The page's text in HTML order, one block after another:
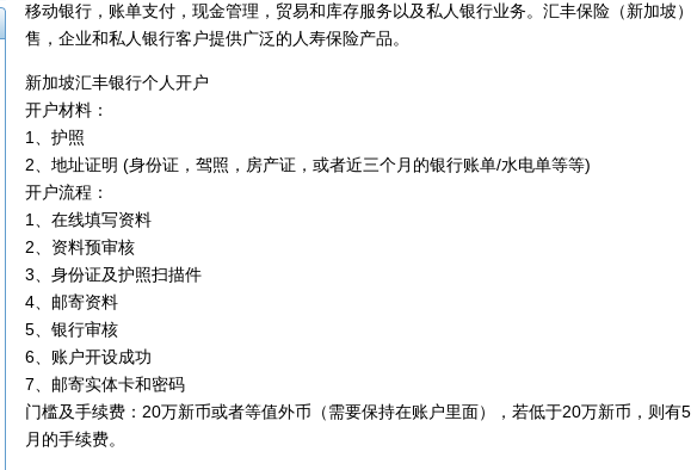
移动银行，账单支付，现金管理，贸易和库存服务以及私人银行业务。汇丰保险（新加坡
售，企业和私人银行客户提供广泛的人寿保险产品。
新加坡汇丰银行个人开户
开户材料：
1、护照
2、地址证明 (身份证，驾照，房产证，或者近三个月的银行账单/水电单等等)
开户流程：
1、在线填写资料
2、资料预审核
3、身份证及护照扫描件
4、邮寄资料
5、银行审核
6、账户开设成功
7、邮寄实体卡和密码
门槛及手续费：20万新币或者等值外币（需要保持在账户里面），若低于20万新币，则有
月的手续费。